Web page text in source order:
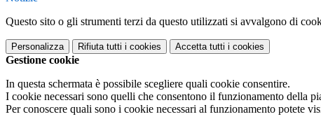
Questo sito o gli strumenti terzi da questo utilizzati si avvalgono di
Personalizza Rifiuta tutti i cookies Accetta tutti i cookies
Gestione cookie
In questa schermata è possibile scegliere quali cookie consentire.
I cookie necessari sono quelli che consentono il funzionamento della
Per conoscere quali sono i cookie necessari al funzionamento potete